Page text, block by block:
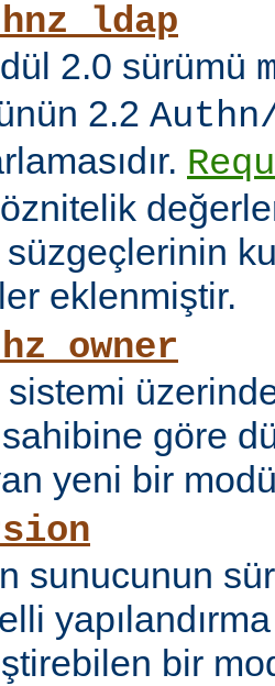
2.0 sürümü
2.2
eklenmiştir.
sistemi
göre
yeni bir
sunucunun
yapılandırma
bir